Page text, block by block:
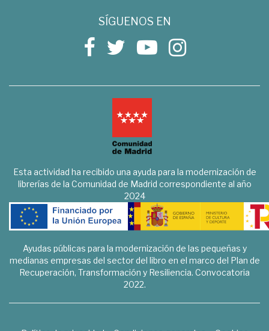
SÍGUENOS EN
Esta actividad ha recibido una ayuda para la modernización de
librerías de la Comunidad de Madrid correspondiente al año
2024
Ayudas públicas para la modernización de las pequeñas y
medianas empresas del sector del libro en el marco del Plan de
Recuperación, Transformación y Resiliencia. Convocatoria
2022.